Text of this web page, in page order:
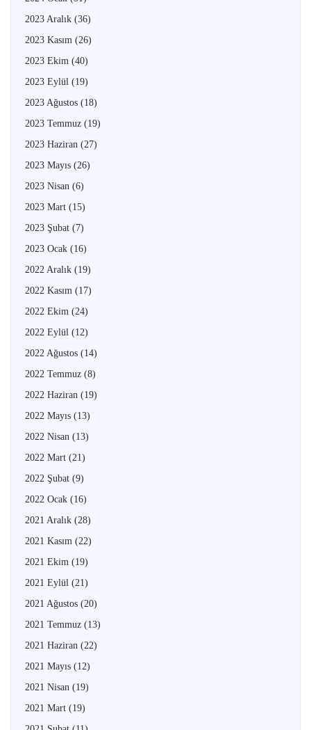
2023 Aralık (36)
2023 Kasım (26)
2023 Ekim (40)
2023 Eylül (19)
2023 Ağustos (18)
2023 Temmuz (19)
2023 Haziran (27)
2023 Mayıs (26)
2023 Nisan (6)
2023 Mart (15)
2023 Şubat (7)
2023 Ocak (16)
2022 Aralık (19)
2022 Kasım (17)
2022 Ekim (24)
2022 Eylül (12)
2022 Ağustos (14)
2022 Temmuz (8)
2022 Haziran (19)
2022 Mayıs (13)
2022 Nisan (13)
2022 Mart (21)
2022 Şubat (9)
2022 Ocak (16)
2021 Aralık (28)
2021 Kasım (22)
2021 Ekim (19)
2021 Eylül (21)
2021 Ağustos (20)
2021 Temmuz (13)
2021 Haziran (22)
2021 Mayıs (12)
2021 Nisan (19)
2021 Mart (19)